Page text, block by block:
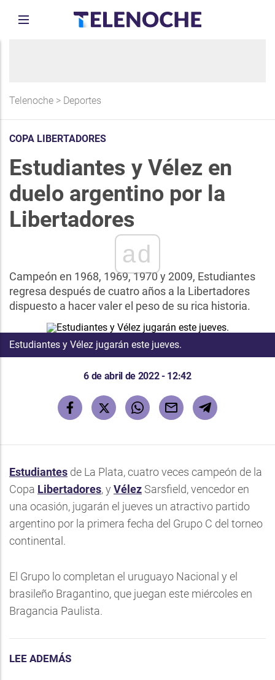
Telenoche > Deportes
COPA LIBERTADORES
Estudiantes y Vélez en
duelo argentino por la
Libertadores
ad
Campeón en 1968, 1969, 1970 y 2009, Estudiantes
regresa después de cuatro años a la Libertadores
dispuesto a hacer valer el peso de su rica historia.
Estudiantes y Vélez jugarán este jueves.
6 de abril de 2022 - 12:42
Estudiantes de La Plata, cuatro veces campeón de la
Copa Libertadores, y Vélez Sarsfield, vencedor en
una ocasión, jugarán el jueves un atractivo partido
argentino por la primera fecha del Grupo C del torneo
continental.
El Grupo lo completan el uruguayo Nacional y el
brasileño Bragantino, que juegan este miércoles en
Bragancia Paulista.
LEE ADEMÁS